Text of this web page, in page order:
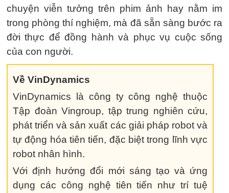
chuyện viễn tưởng trên phim ảnh hay nằm im
trong phòng thí nghiệm, mà đã sẵn sàng bước ra
đời thực để đồng hành và phục vụ cuộc sống
của con người.
Về VinDynamics
VinDynamics là công ty công nghệ thuộc
Tập đoàn Vingroup, tập trung nghiên cứu,
phát triển và sản xuất các giải pháp robot và
tự động hóa tiên tiến, đặc biệt trong lĩnh vực
robot nhân hình.
Với định hướng đổi mới sáng tạo và ứng
dụng các công nghệ tiên tiến như trí tuệ